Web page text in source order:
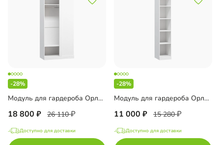
-28%
Модуль для гардероба Орлеан-1
18 800 26 110
Доступно для доставки
-28%
Модуль для гардероба Орлеан-2
11 000 15 280
Доступно для доставки